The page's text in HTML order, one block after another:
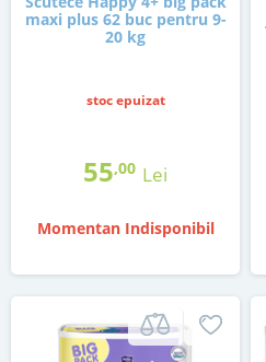
maxi plus 62 buc pentru 9-
20 kg
stoc epuizat
55,00 Lei
Momentan Indisponibil